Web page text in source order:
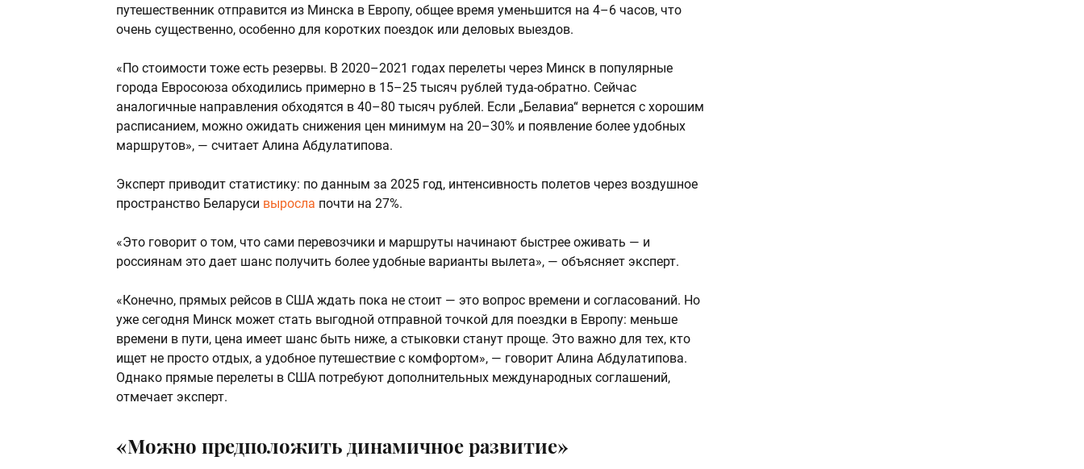
путешественник отправится из Минска в Европу, общее время уменьшится на 4–6 часов, что
очень существенно, особенно для коротких поездок или деловых выездов.
«По стоимости тоже есть резервы. В 2020–2021 годах перелеты через Минск в популярные
города Евросоюза обходились примерно в 15–25 тысяч рублей туда-обратно. Сейчас
аналогичные направления обходятся в 40–80 тысяч рублей. Если „Белавиа“ вернется с хорошим
расписанием, можно ожидать снижения цен минимум на 20–30% и появление более удобных
маршрутов», — считает Алина Абдулатипова.
Эксперт приводит статистику: по данным за 2025 год, интенсивность полетов через воздушное
пространство Беларуси выросла почти на 27%.
«Это говорит о том, что сами перевозчики и маршруты начинают быстрее оживать — и
россиянам это дает шанс получить более удобные варианты вылета», — объясняет эксперт.
«Конечно, прямых рейсов в США ждать пока не стоит — это вопрос времени и согласований. Но
уже сегодня Минск может стать выгодной отправной точкой для поездки в Европу: меньше
времени в пути, цена имеет шанс быть ниже, а стыковки станут проще. Это важно для тех, кто
ищет не просто отдых, а удобное путешествие с комфортом», — говорит Алина Абдулатипова.
Однако прямые перелеты в США потребуют дополнительных международных соглашений,
отмечает эксперт.
«Можно предположить динамичное развитие»